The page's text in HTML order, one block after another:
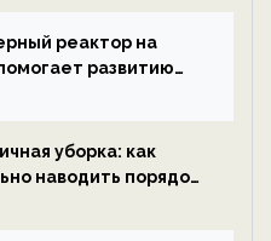
реактор на
развитию
уборка: как
наводить порядок